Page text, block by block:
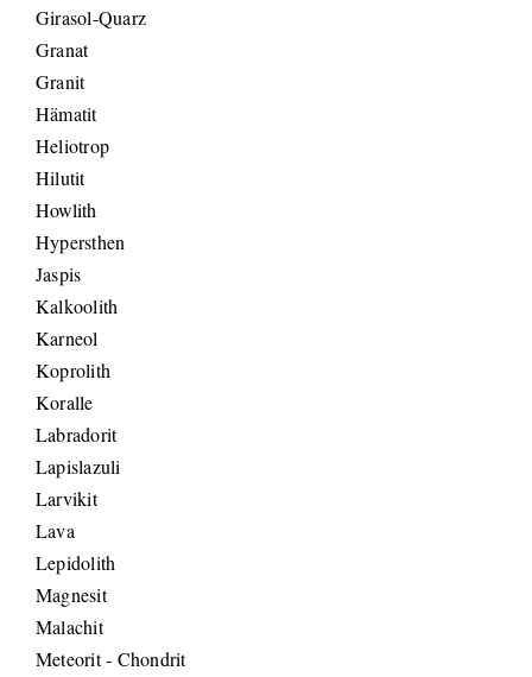
Girasol-Quarz
Granat
Granit
Hämatit
Heliotrop
Hilutit
Howlith
Hypersthen
Jaspis
Kalkoolith
Karneol
Koprolith
Koralle
Labradorit
Lapislazuli
Larvikit
Lava
Lepidolith
Magnesit
Malachit
Meteorit - Chondrit